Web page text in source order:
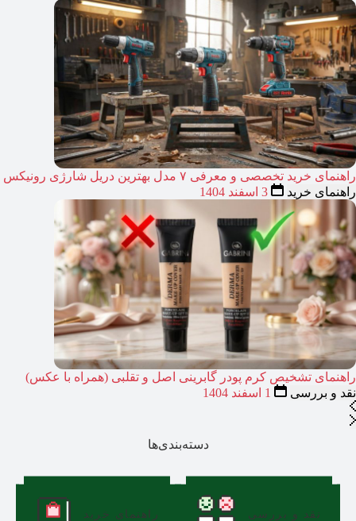
راهنمای خرید تخصصی و معرفی ۷ مدل بهترین دریل شارژی رونیکس
راهنمای خرید
3 اسفند 1404
راهنمای تشخیص کرم پودر گابرینی اصل و تقلبی (همراه با عکس)
نقد و بررسی
1 اسفند 1404
دسته‌بندی‌ها
نقد و بررسی راهنمای خرید